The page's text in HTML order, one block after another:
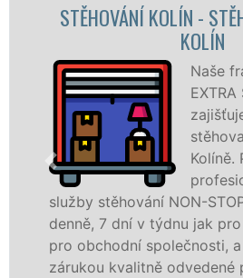
STĚHOVACÍ
služby
celém okresu
franchisové sítě
Nabízíme